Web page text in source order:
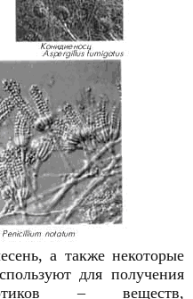
а также некоторые
для получения
– веществ,